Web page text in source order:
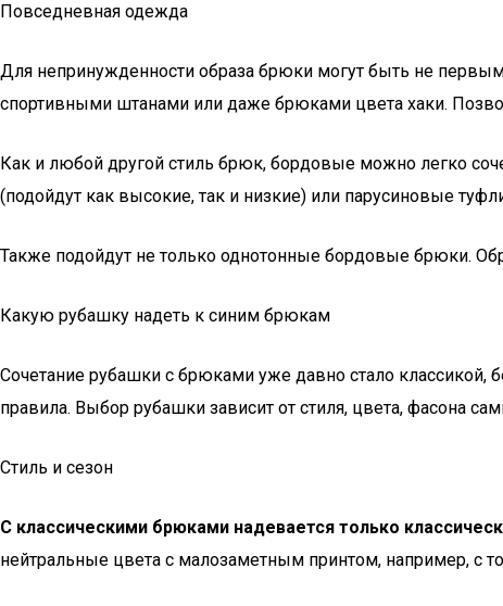
Повседневная одежда
Для непринужденности образа брюки могут быть не
спортивными штанами или даже брюками цвета хаки.
Как и любой другой стиль брюк, бордовые можно легко
(подойдут как высокие, так и низкие) или парусиновые
Также подойдут не только однотонные бордовые брюки.
Какую рубашку надеть к синим брюкам
Сочетание рубашки с брюками уже давно стало
правила. Выбор рубашки зависит от стиля, цвета, фасона
Стиль и сезон
С классическими брюками надевается только
нейтральные цвета с малозаметным принтом, например, с